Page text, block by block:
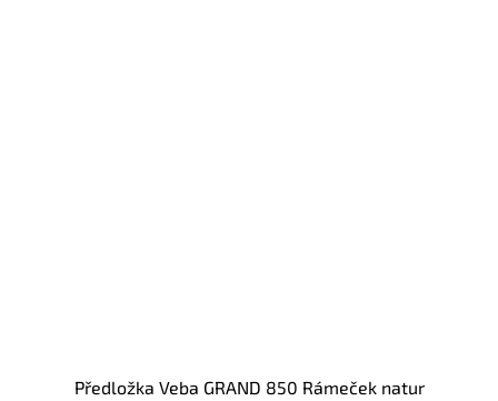
Předložka Veba GRAND 850 Rámeček natur